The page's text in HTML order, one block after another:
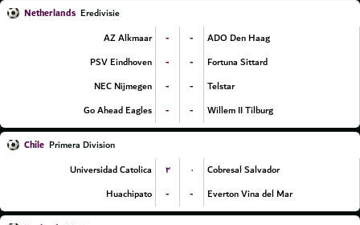
Netherlands Eredivisie
AZ Alkmaar
- -
ADO Den Haag
PSV Eindhoven
- -
Fortuna Sittard
NEC Nijmegen
- -
Telstar
Go Ahead Eagles
- - Willem II Tilburg
Chile Primera Division
Universidad Catolica
۲ ۰
Cobresal Salvador
Huachipato
- - Everton Vina del Mar